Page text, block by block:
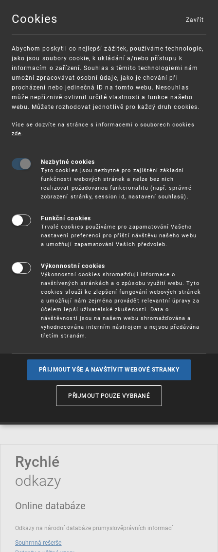
MENU
VAROVÁNÍ
Finanční podpora
Vynálezy / Patenty
Užitnévzory
Ochrannéznámky
Označení původua zeměpisná
Rychlé
odkazy
Online databáze
Odkazy na národní databáze průmyslověprávních informací
Souhrnná rešerše
Cookies
Abychom poskytli co nejlepší zážitek, používáme technologie,
jako jsou soubory cookie, k ukládání a/nebo přístupu k
informacím o zařízení. Souhlas s těmito technologiemi nám
umožní zpracovávat osobní údaje, jako je chování při
procházení nebo jedinečná ID na tomto webu. Nesouhlas
může nepříznivě ovlivnit určité vlastnosti a funkce našeho
webu. Můžete rozhodovat jednotlivě pro každý druh cookies.
Více se dozvíte na stránce s informacemi o souborech cookies
zde.
Nezbytné cookies
Tyto cookies jsou nezbytné pro zajištění základní
funkčnosti webových stránek a nelze bez nich
realizovat požadovanou funkcionalitu (např. správné
zobrazení stránky, session id, nastavení souhlasů).
Funkční cookies
Trvalé cookies používáme pro zapamatování Vašeho
nastavení preferencí pro příští návštěvu našeho webu
a umožňují zapamatování Vašich předvoleb.
Výkonnostní cookies
Výkonnostní cookies shromažďují informace o
navštívených stránkách a o způsobu využití webu. Tyto
cookies slouží ke zlepšení fungování webových stránek
a umožňují nám zejména provádět relevantní úpravy za
účelem lepší uživatelské zkušenosti. Data o
návštěvnosti jsou na našem webu shromažďována a
vyhodnocována interním nástrojem a nejsou předávána
třetím stranám.
PŘIJMOUT VŠE A NAVŠTÍVIT WEBOVÉ STRANKY
PŘIJMOUT POUZE VYBRANÉ
Zavřít